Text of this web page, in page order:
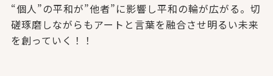
“個人”の平和が”他者”に影響し平和の輪が広がる。切
磋琢磨しながらもアートと言葉を融合させ明るい未来
を創っていく！！